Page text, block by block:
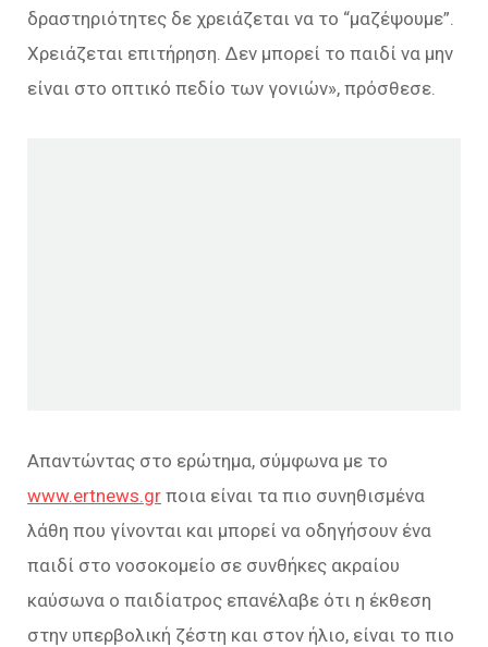
δραστηριότητες δε χρειάζεται να το “μαζέψουμε”.
Χρειάζεται επιτήρηση. Δεν μπορεί το παιδί να μην
είναι στο οπτικό πεδίο των γονιών», πρόσθεσε.
Απαντώντας στο ερώτημα, σύμφωνα με το
www.ertnews.gr ποια είναι τα πιο συνηθισμένα
λάθη που γίνονται και μπορεί να οδηγήσουν ένα
παιδί στο νοσοκομείο σε συνθήκες ακραίου
καύσωνα ο παιδίατρος επανέλαβε ότι η έκθεση
στην υπερβολική ζέστη και στον ήλιο, είναι το πιο